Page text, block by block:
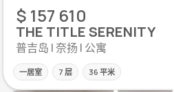
$ 157 610
THE TITLE SERENITY
普吉岛 | 奈扬 | 公寓
一居室 7 层 36 平米